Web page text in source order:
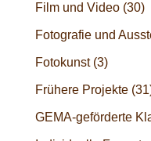
Film und Video(30)
Fotografie und
Fotokunst(3)
Frühere Projekte
GEMA-geförderte